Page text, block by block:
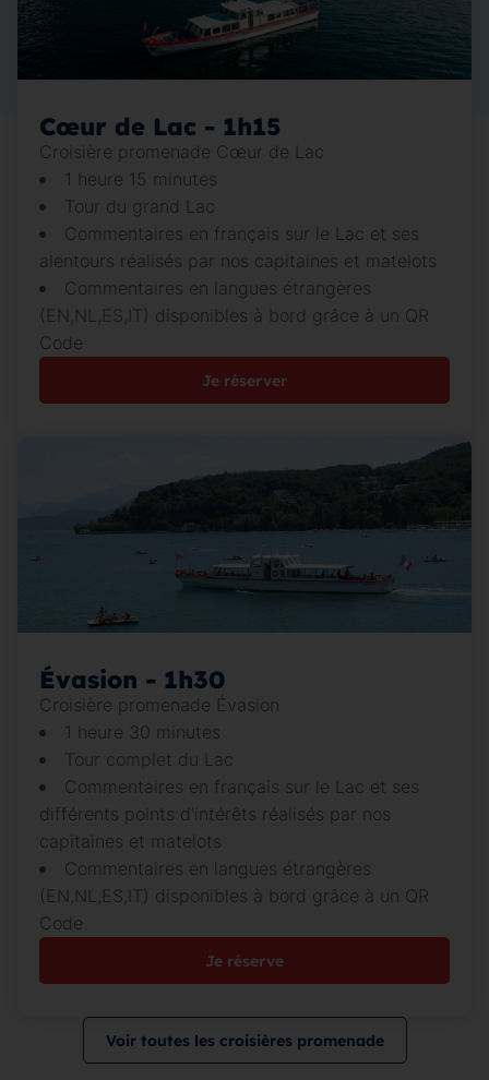
Cœur de Lac - 1h15
Croisière promenade Cœur de Lac
1 heure 15 minutes
Tour du grand Lac
Commentaires en français sur le Lac et ses
alentours réalisés par nos capitaines et matelots
Commentaires en langues étrangères
(EN,NL,ES,IT) disponibles à bord grâce à un QR
Code
Je réserver
Évasion - 1h30
Croisière promenade Évasion
1 heure 30 minutes
Tour complet du Lac
Commentaires en français sur le Lac et ses
différents points d'intérêts réalisés par nos
capitaines et matelots
Commentaires en langues étrangères
(EN,NL,ES,IT) disponibles à bord grâce à un QR
Code
Je réserve
Voir toutes les croisières promenade